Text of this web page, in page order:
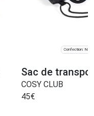
Confection:
Sac de
COSY CLUB
45€